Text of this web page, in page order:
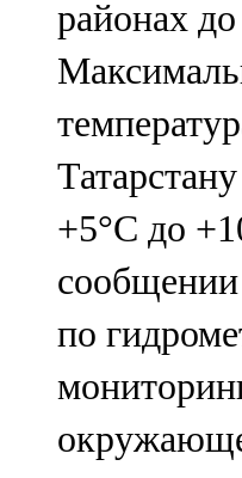
107,7 FM
Чистай
103,0 FM
Чүпрәле
91,0 FM
Шәмәрдән
102,3 FM
Яңа чишмә
107,0 FM
районах
+5°С до
по